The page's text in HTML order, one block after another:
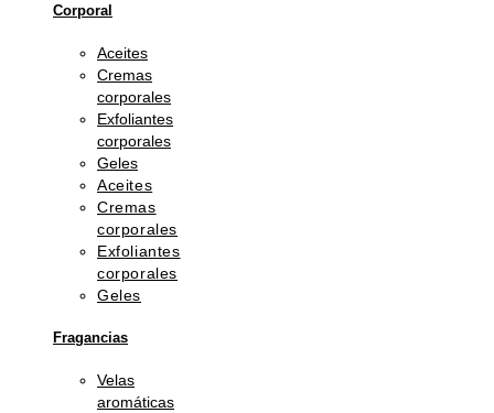
Corporal
Aceites
Cremas
corporales
Exfoliantes
corporales
Geles
Aceites
Cremas
corporales
Exfoliantes
corporales
Geles
Fragancias
Velas
aromáticas